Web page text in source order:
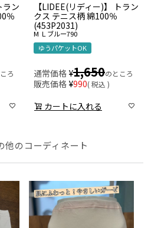
ラン
％
ろ
【LIDEE(リディー)】 トラン
クス テニス柄 綿100％
(453P2031)
M Ｌブルー790
ゆうパケットOK
通常価格 ¥1,650のところ
販売価格 ¥990 税込
カートに入れる
他のコーディネート